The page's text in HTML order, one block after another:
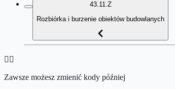
43.11.Z
Rozbiórka i burzenie obiektów budowlanych
👉🏻
Zawsze możesz zmienić kody później